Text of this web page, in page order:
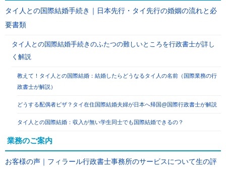
タイ人との国際結婚手続き｜日本先行・タイ先行の婚姻の流れと必
要書類
タイ人との国際結婚手続きのふたつの難しいところを行政書士が詳し
く解説
教えて！タイ人との国際結婚：結婚したらどうなるタイ人の名前（国際業務の行
政書士が解説）
どうする配偶者ビザ？タイ在住国際結婚夫婦が日本へ帰国@国際行政書士が解説
タイ人との国際結婚：収入が無い学生同士でも国際結婚できるの？
業務のご案内
お客様の声｜フィラール行政書士事務所のサービスについて生の評